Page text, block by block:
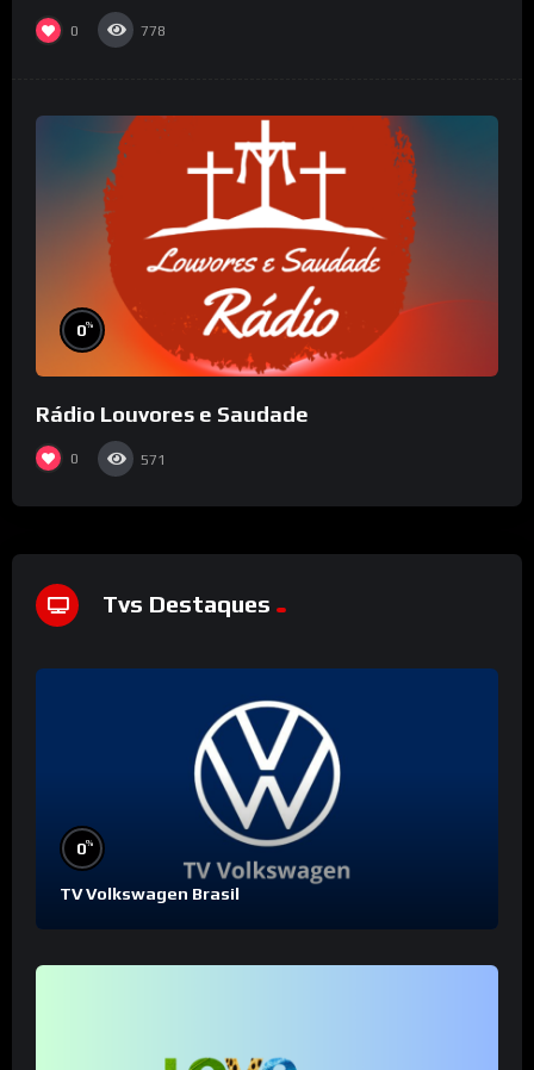
0 778
0%
Rádio Louvores e Saudade
0 571
Tvs Destaques
0%
TV Volkswagen Brasil